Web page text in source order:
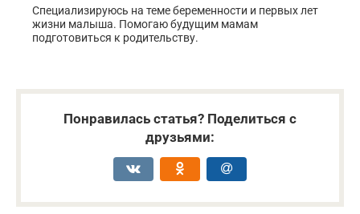
Специализируюсь на теме беременности и первых лет
жизни малыша. Помогаю будущим мамам
подготовиться к родительству.
Понравилась статья? Поделиться с
друзьями: